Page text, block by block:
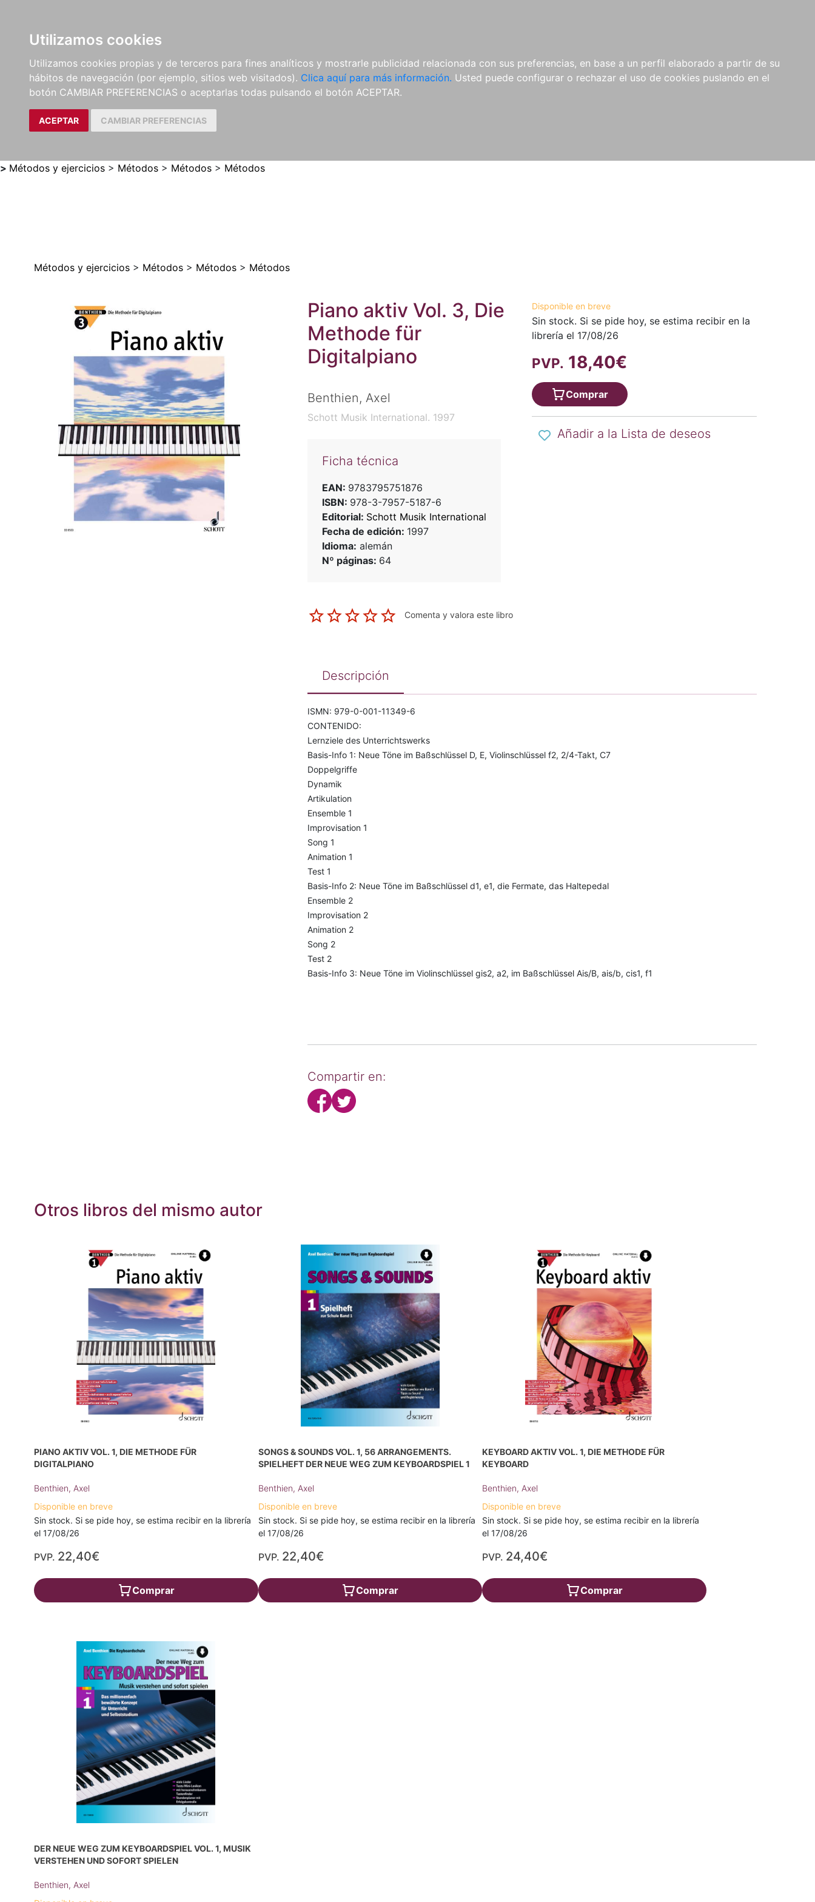
Utilizamos cookies
Utilizamos cookies propias y de terceros para fines analíticos y mostrarle publicidad relacionada con sus preferencias, en base a un perfil elaborado a partir de su
hábitos de navegación (por ejemplo, sitios web visitados). Clica aquí para más información. Usted puede configurar o rechazar el uso de cookies puslando en el
botón CAMBIAR PREFERENCIAS o aceptarlas todas pulsando el botón ACEPTAR.
ACEPTAR CAMBIAR PREFERENCIAS
LIBROS
MÉTODOS Y
EJERCICIOS
PARTITURAS Y EDICIONES
CRÍTICAS
REVISTAS
CDS Y
DVDS
MATERIAL
COMPLEMENTARIO
NOVEDADES NOTICIAS
COMPRAS
INSTITUCIONALES
> Métodos y ejercicios > Métodos > Métodos > Métodos
Métodos y ejercicios > Métodos > Métodos > Métodos
Piano aktiv Vol. 3, Die
Methode für
Digitalpiano
Benthien, Axel
Schott Musik International. 1997
Ficha técnica
EAN: 9783795751876
ISBN: 978-3-7957-5187-6
Editorial: Schott Musik International
Fecha de edición: 1997
Idioma: alemán
Nº páginas: 64
Comenta y valora este libro
Disponible en breve
Sin stock. Si se pide hoy, se estima recibir en la
librería el 17/08/26
PVP. 18,40€
Comprar
Añadir a la Lista de deseos
Descripción
ISMN: 979-0-001-11349-6
CONTENIDO:
Lernziele des Unterrichtswerks
Basis-Info 1: Neue Töne im Baßschlüssel D, E, Violinschlüssel f2, 2/4-Takt, C7
Doppelgriffe
Dynamik
Artikulation
Ensemble 1
Improvisation 1
Song 1
Animation 1
Test 1
Basis-Info 2: Neue Töne im Baßschlüssel d1, e1, die Fermate, das Haltepedal
Ensemble 2
Improvisation 2
Animation 2
Song 2
Test 2
Basis-Info 3: Neue Töne im Violinschlüssel gis2, a2, im Baßschlüssel Ais/B, ais/b, cis1, f1
Compartir en:
Otros libros del mismo autor
PIANO AKTIV VOL. 1, DIE METHODE FÜR
DIGITALPIANO
Benthien, Axel
Disponible en breve
Sin stock. Si se pide hoy, se estima recibir en la librería
el 17/08/26
PVP. 22,40€
Comprar
SONGS & SOUNDS VOL. 1, 56 ARRANGEMENTS.
SPIELHEFT DER NEUE WEG ZUM KEYBOARDSPIEL 1
Benthien, Axel
Disponible en breve
Sin stock. Si se pide hoy, se estima recibir en la librería
el 17/08/26
PVP. 22,40€
Comprar
KEYBOARD AKTIV VOL. 1, DIE METHODE FÜR
KEYBOARD
Benthien, Axel
Disponible en breve
Sin stock. Si se pide hoy, se estima recibir en la librería
el 17/08/26
PVP. 24,40€
Comprar
DER NEUE WEG ZUM KEYBOARDSPIEL VOL. 1, MUSIK
VERSTEHEN UND SOFORT SPIELEN
Benthien, Axel